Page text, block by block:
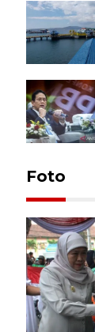
Foto